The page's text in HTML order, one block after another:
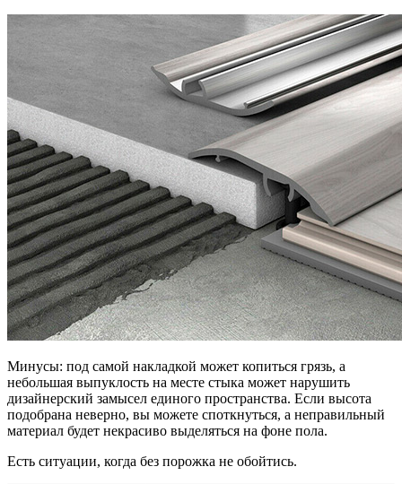
Минусы: под самой накладкой может копиться грязь, а
небольшая выпуклость на месте стыка может нарушить
дизайнерский замысел единого пространства. Если высота
подобрана неверно, вы можете споткнуться, а неправильный
материал будет некрасиво выделяться на фоне пола.
Есть ситуации, когда без порожка не обойтись.